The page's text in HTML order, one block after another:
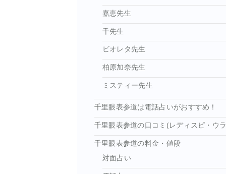
嘉恵先生
千先生
ビオレタ先生
柏原加奈先生
ミスティー先生
千里眼表参道は電話占いがおすすめ！
千里眼表参道の口コミ(レディスピ・ウ
千里眼表参道の料金・値段
対面占い